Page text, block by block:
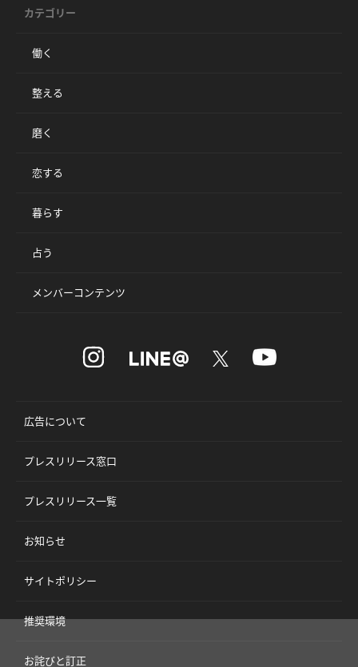
カテゴリー
働く
整える
磨く
恋する
暮らす
占う
メンバーコンテンツ
広告について
プレスリリース窓口
プレスリリース一覧
お知らせ
サイトポリシー
推奨環境
お詫びと訂正